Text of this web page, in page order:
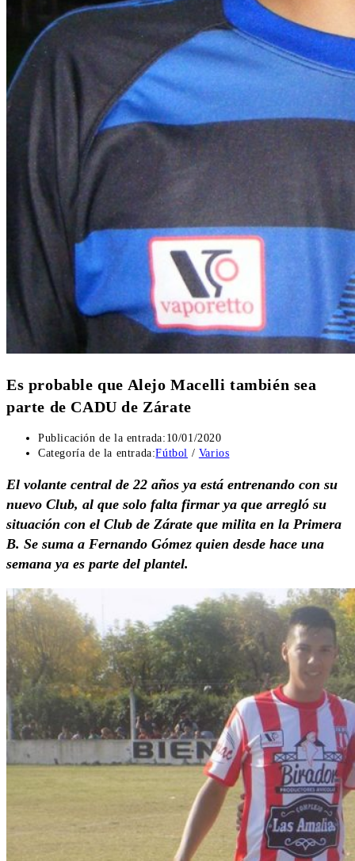
Es probable que Alejo Macelli también sea
parte de CADU de Zárate
Publicación de la entrada: 10/01/2020
Categoría de la entrada:Fútbol / Varios
El volante central de 22 años ya está entrenando con su
nuevo Club, al que solo falta firmar ya que arregló su
situación con el Club de Zárate que milita en la Primera
B. Se suma a Fernando Gómez quien desde hace una
semana ya es parte del plantel.